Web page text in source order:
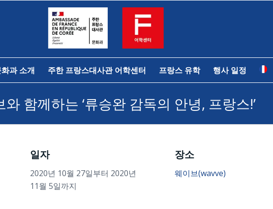
과 소개 주한 프랑스대사관 어학센터 프랑스 유학 행사 일정
와 함께하는 ‘류승완 감독의 안녕, 프랑스!’
일자
2020년 10월 27일부터 2020년
11월 5일까지
장소
웨이브(wavve)